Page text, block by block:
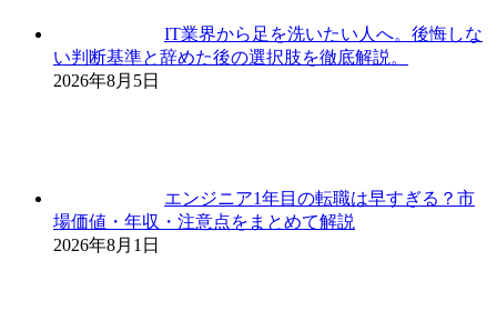
IT業界から足を洗いたい人へ。後悔しな
い判断基準と辞めた後の選択肢を徹底解説。
2026年8月5日
エンジニア1年目の転職は早すぎる？市
場価値・年収・注意点をまとめて解説
2026年8月1日